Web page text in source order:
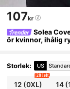
107kr
Solea
ör kvinnor, ihålig
Storlek: US
12 (0XL)
28 left
14